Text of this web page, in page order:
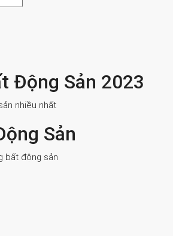
Động Sản 2023
nhiều nhất
Sản
bất động sản